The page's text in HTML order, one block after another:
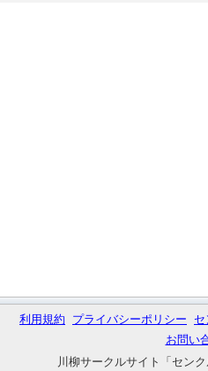
利用規約 プライバシーポリシー
お問い
川柳サークルサイト「セン